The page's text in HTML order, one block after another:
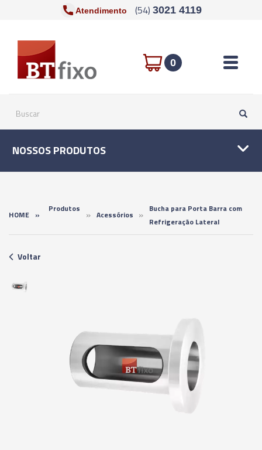
Atendimento (54) 3021 4119
0 Toggle
NOSSOS PRODUTOS
HOME »
Produtos » Acessórios » Bucha para Porta Barra com
Refrigeração Lateral
Voltar